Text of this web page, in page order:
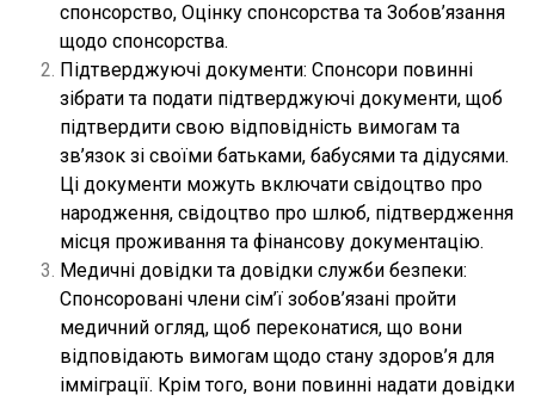
спонсорство, Оцінку спонсорства та Зобов’язання
щодо спонсорства.
Підтверджуючі документи: Спонсори повинні
зібрати та подати підтверджуючі документи, щоб
підтвердити свою відповідність вимогам та
зв’язок зі своїми батьками, бабусями та дідусями.
Ці документи можуть включати свідоцтво про
народження, свідоцтво про шлюб, підтвердження
місця проживання та фінансову документацію.
Медичні довідки та довідки служби безпеки:
Спонсоровані члени сім’ї зобов’язані пройти
медичний огляд, щоб переконатися, що вони
відповідають вимогам щодо стану здоров’я для
імміграції. Крім того, вони повинні надати довідки